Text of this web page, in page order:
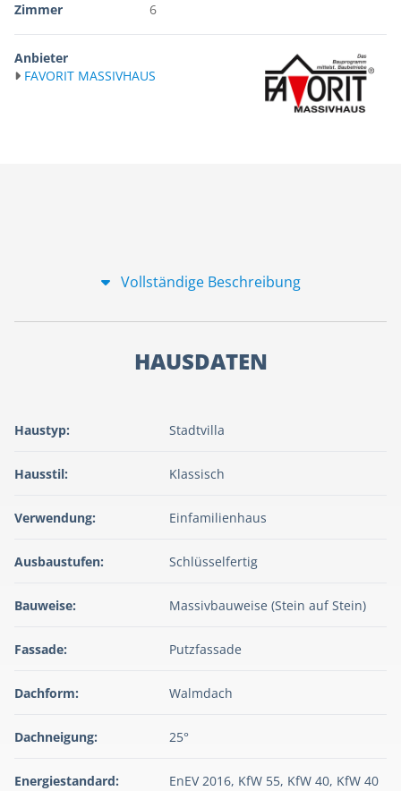
Zimmer 6
Anbieter
FAVORIT MASSIVHAUS
Vollständige Beschreibung
HAUSDATEN
Haustyp: Stadtvilla
Hausstil: Klassisch
Verwendung: Einfamilienhaus
Ausbaustufen: Schlüsselfertig
Bauweise: Massivbauweise (Stein auf Stein)
Fassade: Putzfassade
Dachform: Walmdach
Dachneigung: 25°
Energiestandard:
EnEV 2016, KfW 55, KfW 40, KfW 40